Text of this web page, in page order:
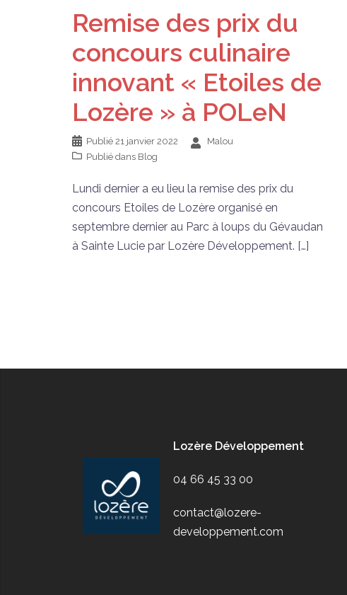
Remise des prix du
concours culinaire
innovant « Etoiles de
Lozère » à POLeN
Publié 21 janvier 2022
Malou
Publié dans Blog
Lundi dernier a eu lieu la remise des prix du
concours Etoiles de Lozère organisé en
septembre dernier au Parc à loups du Gévaudan
à Sainte Lucie par Lozère Développement. […]
Lozère Développement
04 66 45 33 00
contact@lozere-
developpement.com